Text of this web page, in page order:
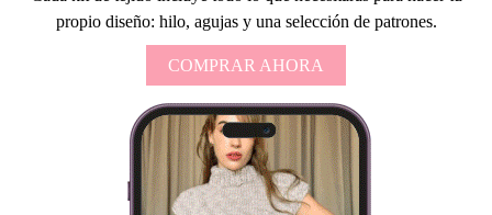
propio diseño: hilo, agujas y una selección de patrones.
COMPRAR AHORA